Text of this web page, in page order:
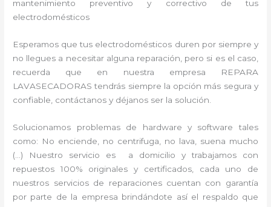
mantenimiento preventivo y correctivo de tus
electrodomésticos
Esperamos que tus electrodomésticos duren por siempre y
no llegues a necesitar alguna reparación, pero si es el caso,
recuerda que en nuestra empresa REPARA
LAVASECADORAS tendrás siempre la opción más segura y
confiable, contáctanos y déjanos ser la solución.
Solucionamos problemas de hardware y software tales
como: No enciende, no centrifuga, no lava, suena mucho
(…) Nuestro servicio es a domicilio y trabajamos con
repuestos 100% originales y certificados, cada uno de
nuestros servicios de reparaciones cuentan con garantía
por parte de la empresa brindándote así el respaldo que